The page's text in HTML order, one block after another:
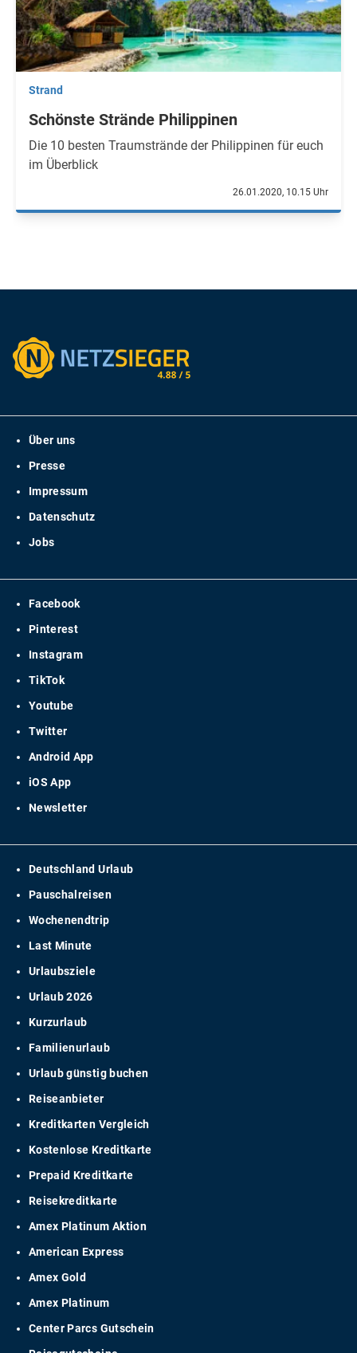
Strand
Schönste Strände Philippinen
Die 10 besten Traumstrände der Philippinen für euch
im Überblick
26.01.2020, 10.15 Uhr
Über uns
Presse
Impressum
Datenschutz
Jobs
Facebook
Pinterest
Instagram
TikTok
Youtube
Twitter
Android App
iOS App
Newsletter
Deutschland Urlaub
Pauschalreisen
Wochenendtrip
Last Minute
Urlaubsziele
Urlaub 2026
Kurzurlaub
Familienurlaub
Urlaub günstig buchen
Reiseanbieter
Kreditkarten Vergleich
Kostenlose Kreditkarte
Prepaid Kreditkarte
Reisekreditkarte
Amex Platinum Aktion
American Express
Amex Gold
Amex Platinum
Center Parcs Gutschein